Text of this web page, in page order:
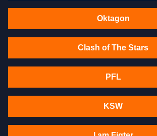
Oktagon
Clash of The Stars
PFL
KSW